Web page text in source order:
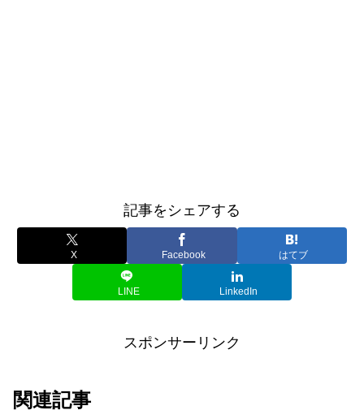
記事をシェアする
X Facebook はてブ
LINE LinkedIn
スポンサーリンク
関連記事